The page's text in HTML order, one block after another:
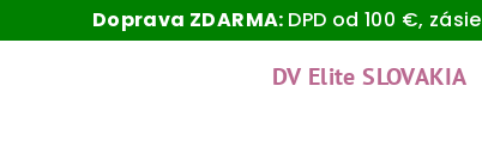
Doprava ZDARMA: DPD od 100 €,
DV Elite SLOVAKIA